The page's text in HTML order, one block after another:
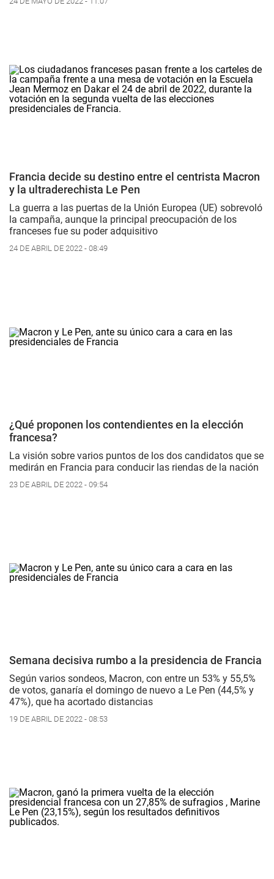
Francia decide su destino entre el centrista Macron
y la ultraderechista Le Pen
La guerra a las puertas de la Unión Europea (UE) sobrevoló
la campaña, aunque la principal preocupación de los
franceses fue su poder adquisitivo
24 DE ABRIL DE 2022 - 08:49
¿Qué proponen los contendientes en la elección
francesa?
La visión sobre varios puntos de los dos candidatos que se
medirán en Francia para conducir las riendas de la nación
23 DE ABRIL DE 2022 - 09:54
Semana decisiva rumbo a la presidencia de Francia
Según varios sondeos, Macron, con entre un 53% y 55,5%
de votos, ganaría el domingo de nuevo a Le Pen (44,5% y
47%), que ha acortado distancias
19 DE ABRIL DE 2022 - 08:53